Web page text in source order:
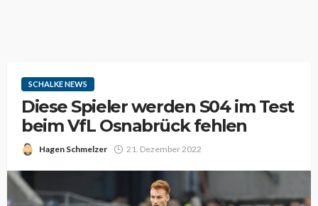
SCHALKE NEWS
Diese Spieler werden S04 im Test
beim VfL Osnabrück fehlen
Hagen Schmelzer 21. Dezember 2022